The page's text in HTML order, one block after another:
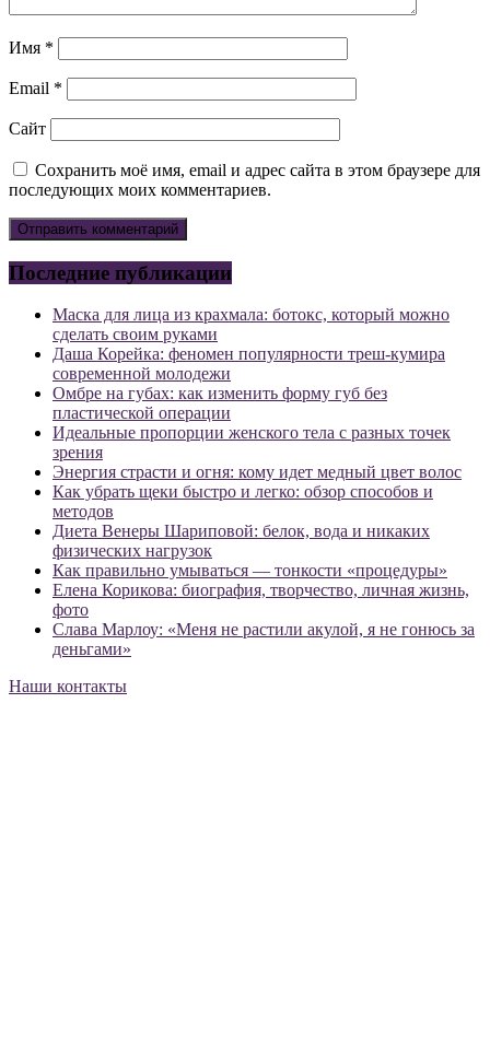
Имя *
Email *
Сайт
Сохранить моё имя, email и адрес сайта в этом браузере для
последующих моих комментариев.
Последние публикации
Маска для лица из крахмала: ботокс, который можно
сделать своим руками
Даша Корейка: феномен популярности треш-кумира
современной молодежи
Омбре на губах: как изменить форму губ без
пластической операции
Идеальные пропорции женского тела с разных точек
зрения
Энергия страсти и огня: кому идет медный цвет волос
Как убрать щеки быстро и легко: обзор способов и
методов
Диета Венеры Шариповой: белок, вода и никаких
физических нагрузок
Как правильно умываться — тонкости «процедуры»
Елена Корикова: биография, творчество, личная жизнь,
фото
Слава Марлоу: «Меня не растили акулой, я не гонюсь за
деньгами»
Наши контакты